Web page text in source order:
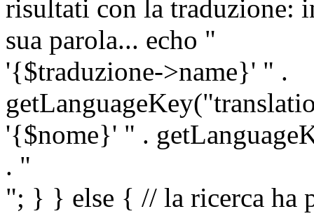
risultati con la traduzione:
sua parola... echo "
'{$traduzione->name}' " .
'{$nome}' " .
. "
"; } } else { // la ricerca ha